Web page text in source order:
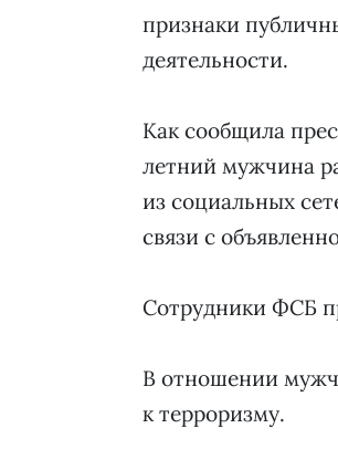
признаки
деятельности.
Как сообщила
летний мужчина
из социальных
связи с
Сотрудники ФСБ
В отношении
к терроризму.